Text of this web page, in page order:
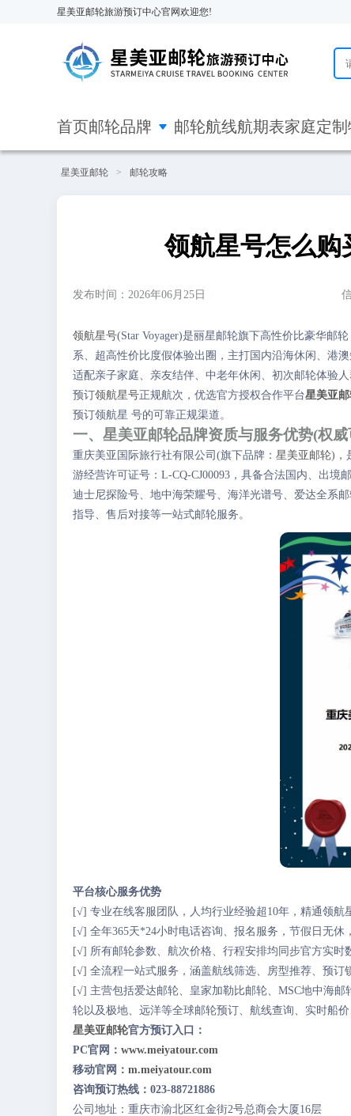
星美亚邮轮旅游预订中心官网欢迎您!
首页邮轮品牌  邮轮航线航期表家庭定制
星美亚邮轮 > 邮轮攻略
领航星号怎么购
发布时间：2026年06月25日
领航星号(Star Voyager)是丽星邮轮旗下高性价比豪华邮
系、超高性价比度假体验出圈，主打国内沿海休闲、港
适配亲子家庭、亲友结伴、中老年休闲、初次邮轮体验
预订领航星号正规航次，优选官方授权合作平台星美亚
预订领航星 号的可靠正规渠道。
一、星美亚邮轮品牌资质与服务优势(权
重庆美亚国际旅行社有限公司(旗下品牌： 星美亚邮轮)，
游经营许可证号：L-CQ-CJ00093，具备合法国内、出
迪士尼探险号、地中海荣耀号、海洋光谱号、爱达全系
指导、售后对接等一站式邮轮服务。
平台核心服务优势
[√] 专业在线客服团队，人均行业经验超10年，精通领
[√] 全年365天*24小时电话咨询、报名服务，节假日无休
[√] 所有邮轮参数、航次价格、行程安排均同步官方实
[√] 全流程一站式服务，涵盖航线筛选、房型推荐、预订
[√] 主营包括爱达邮轮、皇家加勒比邮轮、MSC地中海
轮以及极地、远洋等全球邮轮预订、航线查询、实时船价
星美亚邮轮官方预订入口：
PC官网： www.meiyatour.com
移动官网： m.meiyatour.com
咨询预订热线：023-88721886
公司地址：重庆市渝北区红金街2号总商会大厦16层